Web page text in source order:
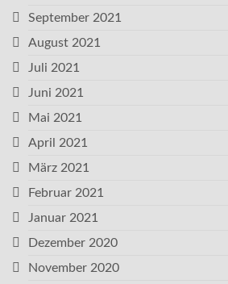
September 2021
August 2021
Juli 2021
Juni 2021
Mai 2021
April 2021
März 2021
Februar 2021
Januar 2021
Dezember 2020
November 2020